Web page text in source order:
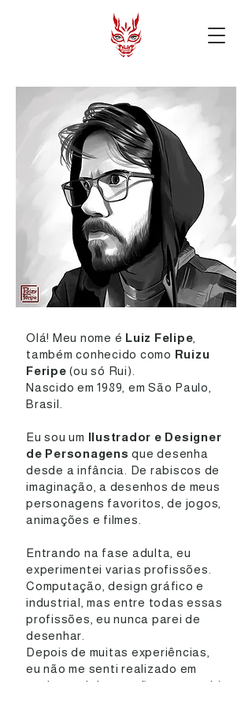
Olá! Meu nome é Luiz Felipe
também conhecido como Ruizu
Feripe (ou só Rui).
Nascido em 1989, em São Paulo,
Brasil.
Eu sou um Ilustrador e Designer
de Personagens que desenha
desde a infância. De rabiscos de
imaginação, a desenhos de meus
personagens favoritos, de jogos,
animações e filmes.
Entrando na fase adulta, eu
experimentei varias profissões.
Computação, design gráfico e
industrial, mas entre todas essas
profissões, eu nunca parei de
desenhar.
Depois de muitas experiências,
eu não me senti realizado em
nenhuma delas, então eu percebi